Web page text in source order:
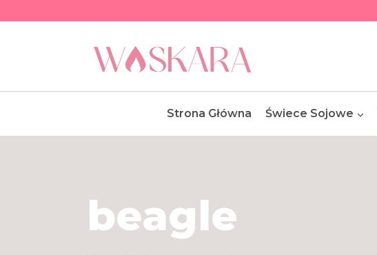
Strona Główna Świece Sojowe
beagle